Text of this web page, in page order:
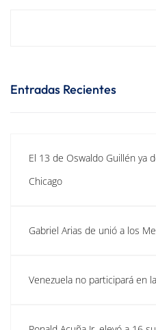
Entradas Recientes
El 13 de Oswaldo Guillén ya
Chicago
Gabriel Arias de unió a los
Venezuela no participará en